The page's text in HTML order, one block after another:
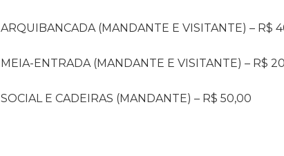
ARQUIBANCADA (MANDANTE E VISITANTE) – R$
MEIA-ENTRADA (MANDANTE E VISITANTE) – R$
SOCIAL E CADEIRAS (MANDANTE) – R$ 50,00